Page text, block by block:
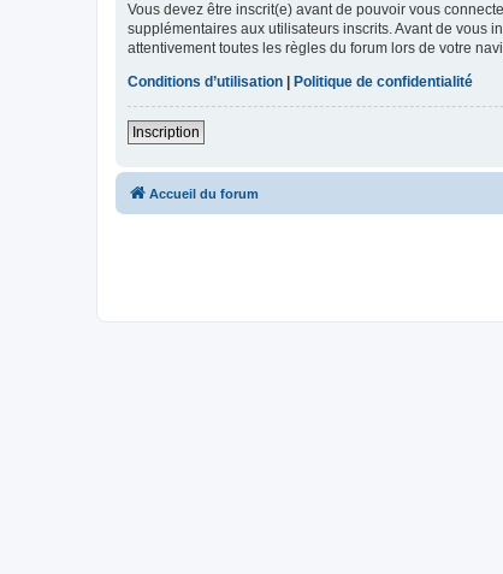
Vous devez être inscrit(e) avant de pouvoir vous
supplémentaires aux utilisateurs inscrits. Avant de vous
attentivement toutes les règles du forum lors de votre
Conditions d’utilisation
Politique de confidentialité
Inscription
Accueil du forum